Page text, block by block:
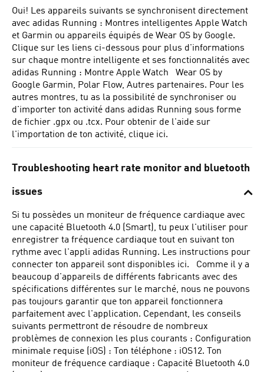
Oui! Les appareils suivants se synchronisent directement
avec adidas Running : Montres intelligentes Apple Watch
et Garmin ou appareils équipés de Wear OS by Google.
Clique sur les liens ci-dessous pour plus d'informations
sur chaque montre intelligente et ses fonctionnalités avec
adidas Running : Montre Apple Watch Wear OS by
Google Garmin, Polar Flow, Autres partenaires. Pour les
autres montres, tu as la possibilité de synchroniser ou
d'importer ton activité dans adidas Running sous forme
de fichier .gpx ou .tcx. Pour obtenir de l'aide sur
l'importation de ton activité, clique ici.
Troubleshooting heart rate monitor and bluetooth
issues
Si tu possèdes un moniteur de fréquence cardiaque avec
une capacité Bluetooth 4.0 (Smart), tu peux l'utiliser pour
enregistrer ta fréquence cardiaque tout en suivant ton
rythme avec l'appli adidas Running. Les instructions pour
connecter ton appareil sont disponibles ici.
Comme il y a
beaucoup d'appareils de différents fabricants avec des
spécifications différentes sur le marché, nous ne pouvons
pas toujours garantir que ton appareil fonctionnera
parfaitement avec l'application. Cependant, les conseils
suivants permettront de résoudre de nombreux
problèmes de connexion les plus courants : Configuration
minimale requise (iOS) : Ton téléphone : iOS12. Ton
moniteur de fréquence cardiaque : Capacité Bluetooth 4.0